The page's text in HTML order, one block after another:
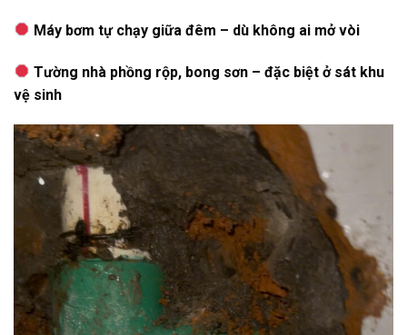
Máy bơm tự chạy giữa đêm – dù không ai mở vòi
Tường nhà phồng rộp, bong sơn – đặc biệt ở sát khu
vệ sinh